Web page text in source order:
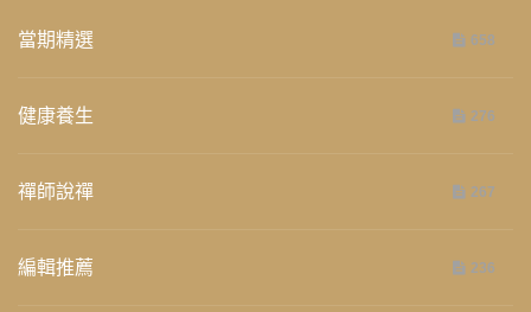
當期精選 658
健康養生 276
禪師說禪 267
編輯推薦 236